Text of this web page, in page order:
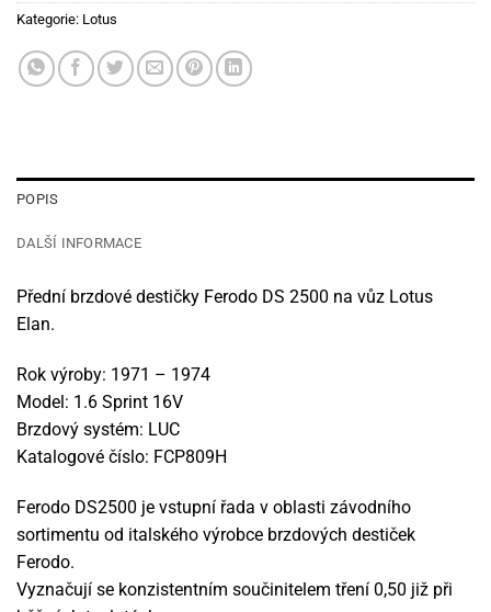
Kategorie: Lotus
POPIS
DALŠÍ INFORMACE
Přední brzdové destičky Ferodo DS 2500 na vůz Lotus
Elan.
Rok výroby: 1971 – 1974
Model: 1.6 Sprint 16V
Brzdový systém: LUC
Katalogové číslo: FCP809H
Ferodo DS2500 je vstupní řada v oblasti závodního
sortimentu od italského výrobce brzdových destiček
Ferodo.
Vyznačují se konzistentním součinitelem tření 0,50 již při